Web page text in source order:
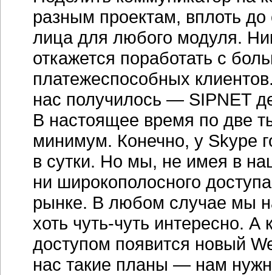
разным проектам, вплоть до
лица для любого модуля.
откажется поработать с
платежеспособных
нас получилось — SIPNET
В настоящее время по две
минимум. Конечно, у Skype
в сутки. Но мы, не имея в
ни широкополосного
рынке. В любом случае мы
хоть чуть-чуть интересно. А
доступом появится новый
нас такие планы — нам